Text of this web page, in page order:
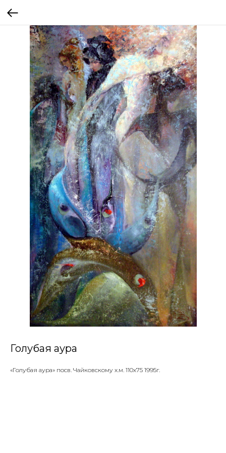
Голубая аура
«Голубая аура» посв. Чайковскому х.м. 110х75 1995г.